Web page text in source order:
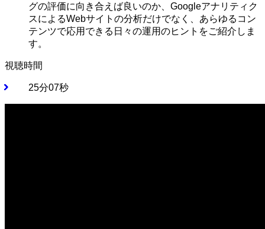
グの評価に向き合えば良いのか、Googleアナリティク
スによるWebサイトの分析だけでなく、あらゆるコン
テンツで応用できる日々の運用のヒントをご紹介しま
す。
視聴時間
25分07秒